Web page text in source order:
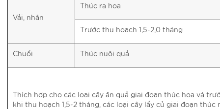
Vải, nhãn
Thúc ra hoa
Trước thu hoạch 1,5-2,0 tháng
Chuối Thúc nuôi quả
Thích hợp cho các loại cây ăn quả giai đoạn thúc hoa và
khi thu hoạch 1,5-2 tháng, các loại cây lấy củ giai đoạn thúc